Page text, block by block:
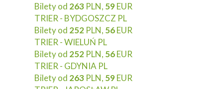
Bilety od 263 PLN, 59EUR
TRIER - BYDGOSZCZ PL
Bilety od 252 PLN, 56EUR
TRIER - WIELUŃ PL
Bilety od 252 PLN, 56EUR
TRIER - GDYNIA PL
Bilety od 263 PLN, 59EUR